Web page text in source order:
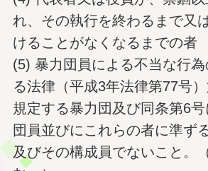
れ、その執行を終わるまで又
けることがなくなるまでの者
(5) 暴力団員による不当な行
る法律（平成3年法律第77号
規定する暴力団及び同条第6
団員並びにこれらの者に準ず
及びその構成員でないこと。